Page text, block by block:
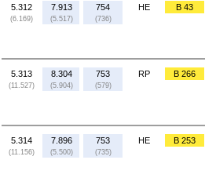
5.312
(6.169)
7.913
(5.517)
754
(736)
HE B 43
5.313
(11.527)
8.304
(5.904)
753
(579)
RP B 266
5.314
(11.156)
7.896
(5.500)
753
(735)
HE B 253